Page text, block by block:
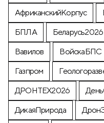
АфриканскийКорпус
БПЛА
Беларусь2026
Вавилов
ВойскаБПС
Газпром
ДРОНТЕХ2026
ДикаяПрирода